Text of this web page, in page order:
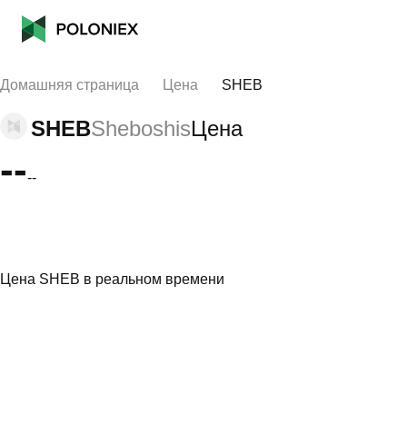
Домашняя страница Цена SHEB
SHEBSheboshisЦена
----
Цена SHEB в реальном времени